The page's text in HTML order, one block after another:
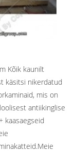
Kõik kaunilt
käsitsi nikerdatud
mis on
antiikinglise
kaasaegseid